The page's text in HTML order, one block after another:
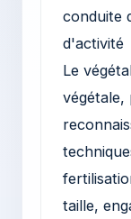
conduite
d'activité
Le
végétale,
taille,